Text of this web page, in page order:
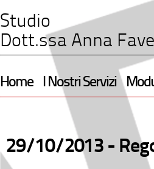
Studio
Dott.ssa Anna
Home I Nostri Servizi
29/10/2013 -